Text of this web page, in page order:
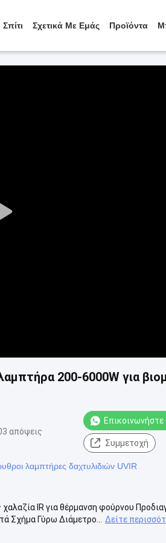
Σπίτι Σχετικά Με Εμάς Προϊόντα
Play
200-6000W για
απόψεις
Συμμετοχή
λαμπτήρες δαχτυλιδιών UVIR
IR για θέρμανση φούρνου
Σχήμα Γύρω Διάμετρο...
Δείτε